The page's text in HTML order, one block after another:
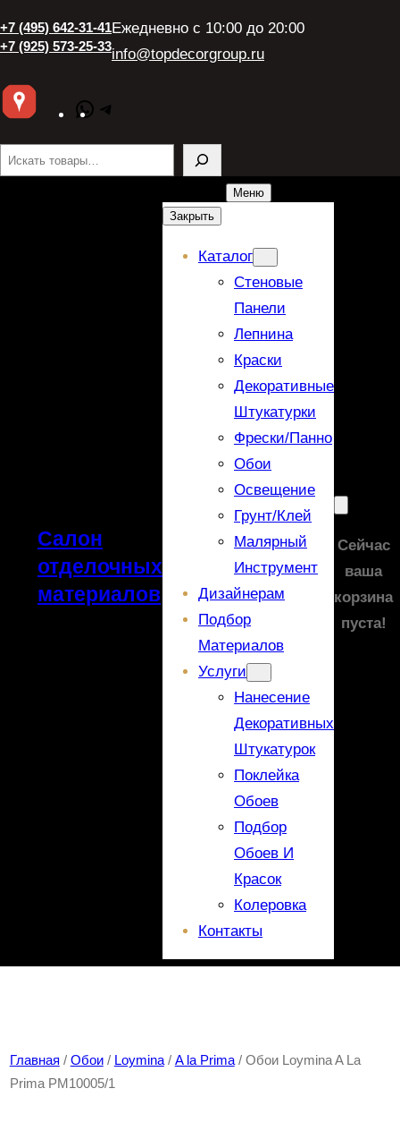
+7 (495) 642-31-41
+7 (925) 573-25-33
Ежедневно с 10:00 до 20:00
info@topdecorgroup.ru
WhatsApp
Поиск
Салон
отделочных
материалов
Меню
Закрыть
Каталог
Стеновые
Панели
Лепнина
Краски
Декоративные
Штукатурки
Фрески/панно
Обои
Освещение
Грунт/Клей
Малярный
Инструмент
Дизайнерам
Подбор
Материалов
Услуги
Нанесение
Декоративных
Штукатурок
Поклейка
Обоев
Подбор
Обоев И
Красок
Колеровка
Контакты
Сейчас
ваша
корзина
пуста!
Главная / Обои/ Loymina/ A la Prima/ Обои Loymina A La
Prima PM10005/1